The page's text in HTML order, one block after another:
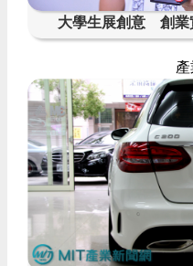
大學生展創意 創業